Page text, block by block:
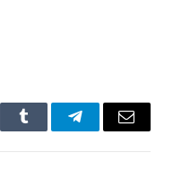
Tumblr TelegramEmail